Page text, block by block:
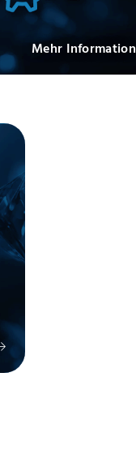
Mehr Information